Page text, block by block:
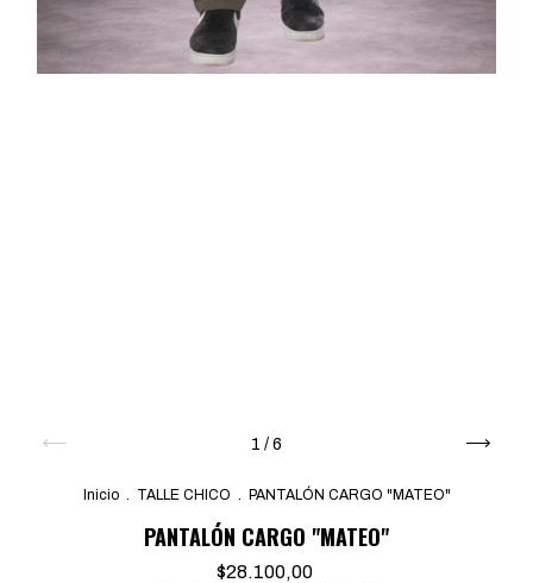
1 / 6
Inicio TALLE CHICO PANTALÓN CARGO "MATEO"
PANTALÓN CARGO "MATEO"
$28.100,00